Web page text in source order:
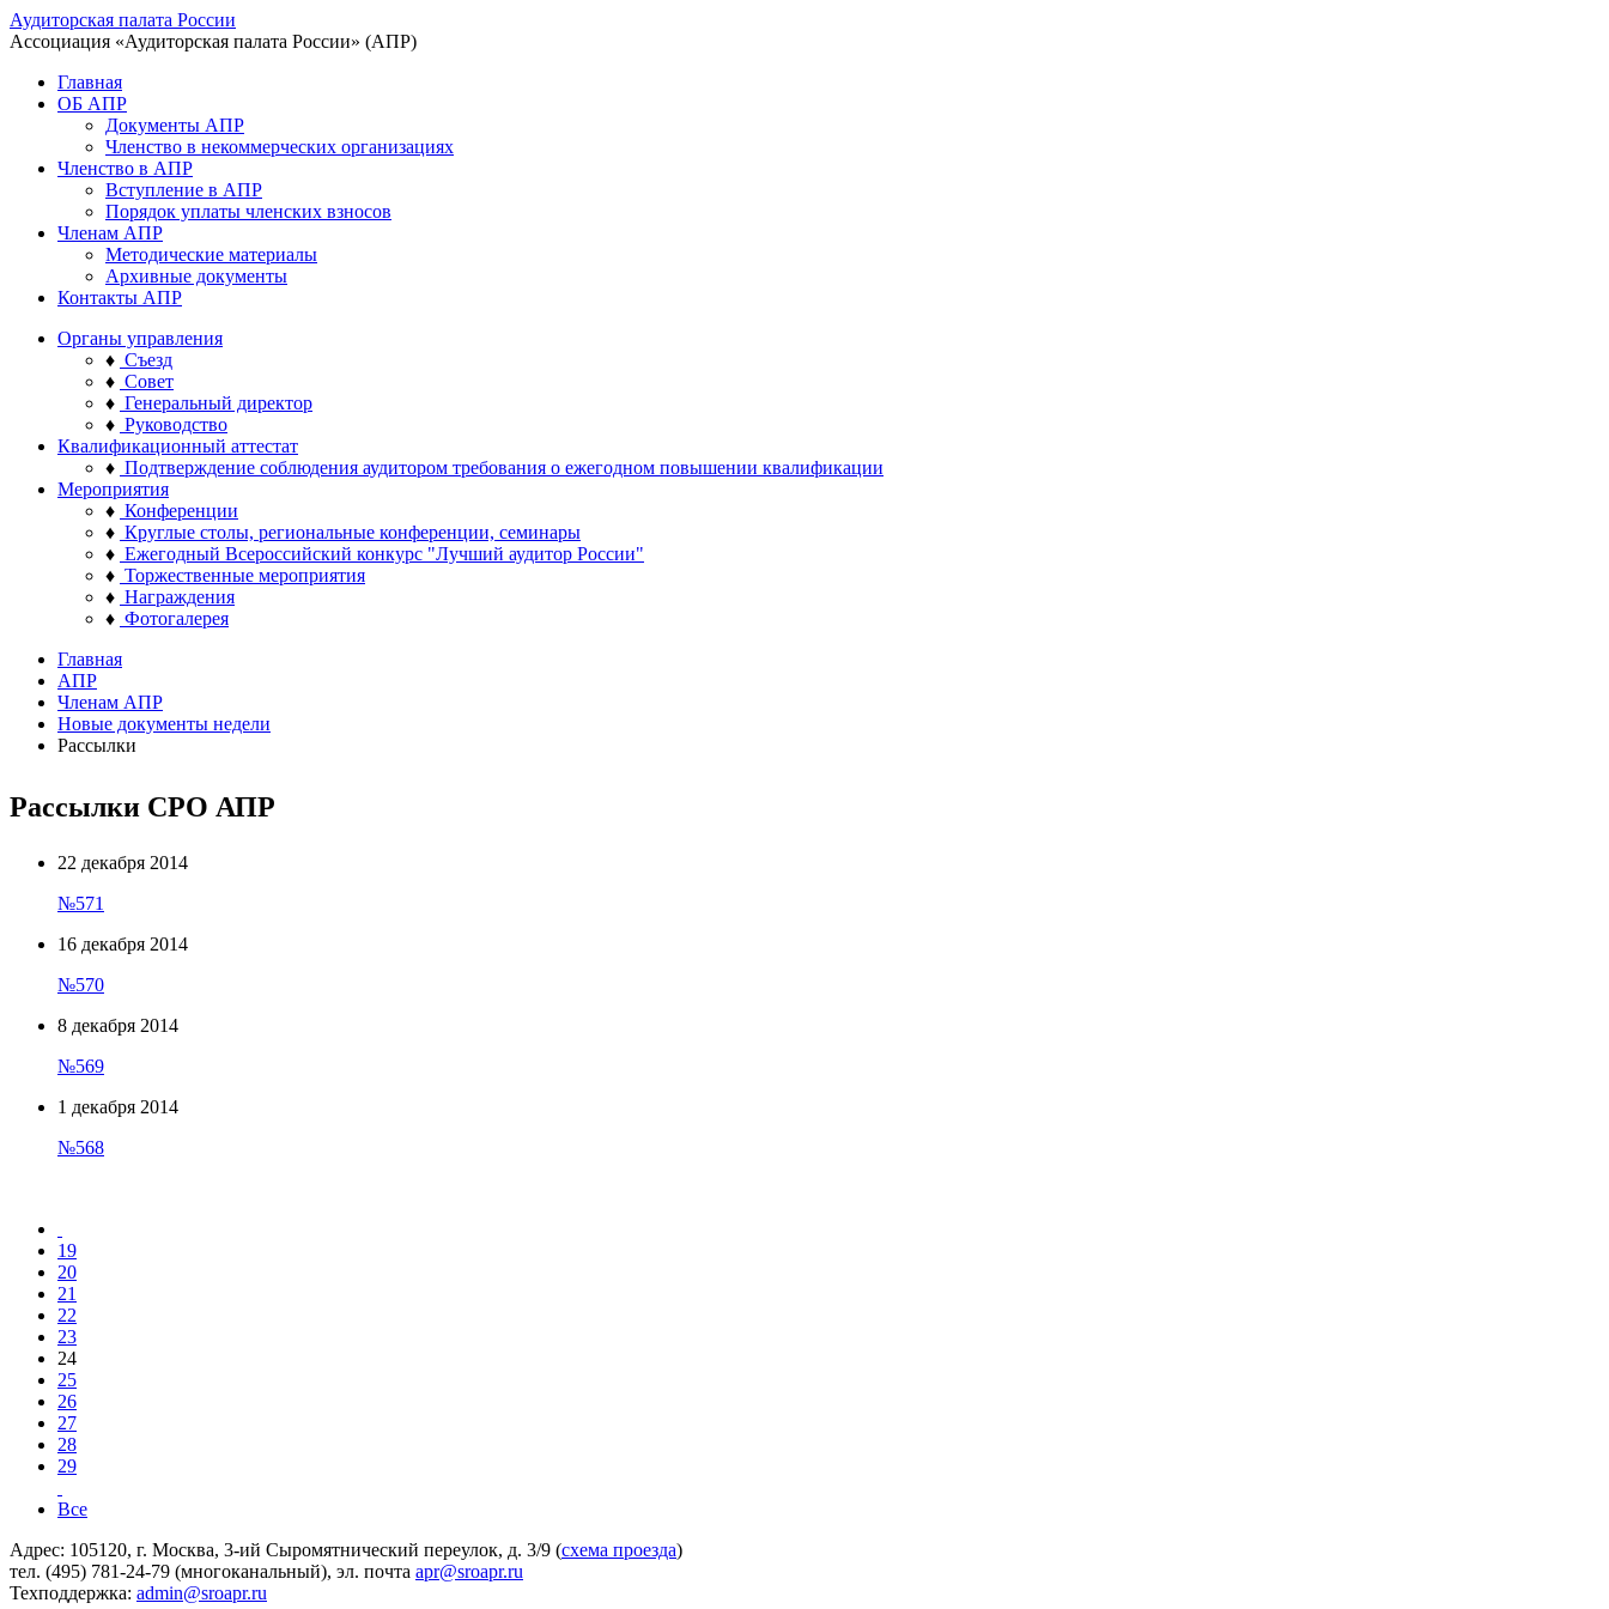
Аудиторская палата России
Ассоциация «Аудиторская палата России» (АПР)
Главная
ОБ АПР
Документы АПР
Членство в некоммерческих организациях
Членство в АПР
Вступление в АПР
Порядок уплаты членских взносов
Членам АПР
Методические материалы
Архивные документы
Контакты АПР
Органы управления
♦ Съезд
♦ Совет
♦ Генеральный директор
♦ Руководство
Квалификационный аттестат
♦ Подтверждение соблюдения аудитором требования о ежегодном повышении квалификации
Мероприятия
♦ Конференции
♦ Круглые столы, региональные конференции, семинары
♦ Ежегодный Всероссийский конкурс "Лучший аудитор России"
♦ Торжественные мероприятия
♦ Награждения
♦ Фотогалерея
Главная
АПР
Членам АПР
Новые документы недели
Рассылки
Рассылки СРО АПР
22 декабря 2014
№571
16 декабря 2014
№570
8 декабря 2014
№569
1 декабря 2014
№568
19
20
21
22
23
24
25
26
27
28
29
Все
Адрес: 105120, г. Москва, 3-ий Сыромятнический переулок, д. 3/9 (схема проезда)
тел. (495) 781-24-79 (многоканальный), эл. почта apr@sroapr.ru
Техподдержка: admin@sroapr.ru